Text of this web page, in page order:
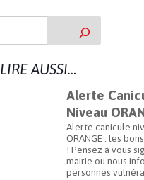
AUSSI…
Alerte
Niveau
Alerte canicule
ORANGE : les
! Pensez à vous
mairie ou nous
personnes